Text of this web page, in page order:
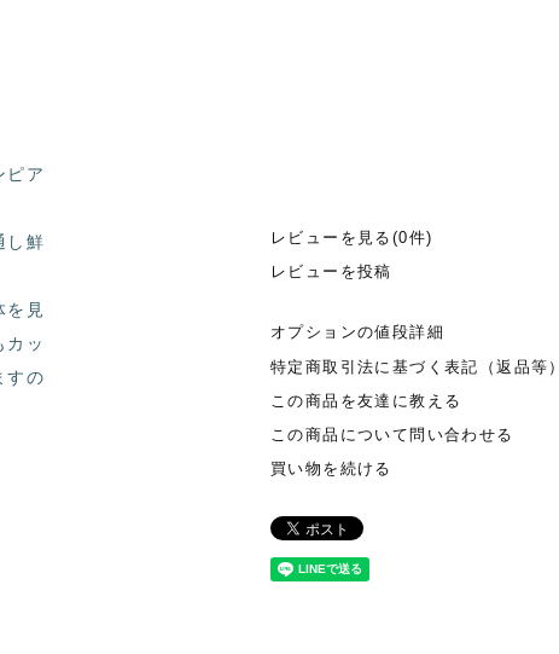
ピア
し鮮
を見
カッ
すの
レビューを見る(0件)
レビューを投稿
オプションの値段詳細
特定商取引法に基づく表記（返品等）
この商品を友達に教える
この商品について問い合わせる
買い物を続ける